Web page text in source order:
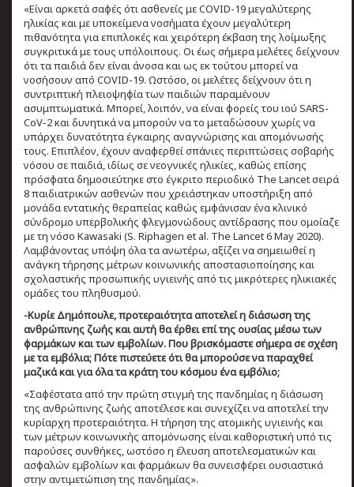
«Είναι αρκετά σαφές ότι ασθενείς με COVID-19 μεγαλύτερης
ηλικίας και με υποκείμενα νοσήματα έχουν μεγαλύτερη
πιθανότητα για επιπλοκές και χειρότερη έκβαση της λοίμωξης
συγκριτικά με τους υπόλοιπους. Οι έως σήμερα μελέτες δείχνουν
ότι τα παιδιά δεν είναι άνοσα και ως εκ τούτου μπορεί να
νοσήσουν από COVID-19. Ωστόσο, οι μελέτες δείχνουν ότι η
συντριπτική πλειοψηφία των παιδιών παραμένουν
ασυμπτωματικά. Μπορεί, λοιπόν, να είναι φορείς του ιού SARS-
CoV-2 και δυνητικά να μπορούν να το μεταδώσουν χωρίς να
υπάρχει δυνατότητα έγκαιρης αναγνώρισης και απομόνωσής
τους. Επιπλέον, έχουν αναφερθεί σπάνιες περιπτώσεις σοβαρής
νόσου σε παιδιά, ιδίως σε νεογνικές ηλικίες, καθώς επίσης
πρόσφατα δημοσιεύτηκε στο έγκριτο περιοδικό The Lancet σειρά
8 παιδιατρικών ασθενών που χρειάστηκαν υποστήριξη από
μονάδα εντατικής θεραπείας καθώς εμφάνισαν ένα κλινικό
σύνδρομο υπερβολικής φλεγμονώδους αντίδρασης που ομοίαζε
με τη νόσο Kawasaki (S. Riphagen et al. The Lancet 6 May 2020).
Λαμβάνοντας υπόψη όλα τα ανωτέρω, αξίζει να σημειωθεί η
ανάγκη τήρησης μέτρων κοινωνικής αποστασιοποίησης και
σχολαστικής προσωπικής υγιεινής από τις μικρότερες ηλικιακές
ομάδες του πληθυσμού.
-Κυρίε Δημόπουλε, προτεραιότητα αποτελεί η διάσωση της
ανθρώπινης ζωής και αυτή θα έρθει επί της ουσίας μέσω των
φαρμάκων και των εμβολίων. Που βρισκόμαστε σήμερα σε σχέση
με τα εμβόλια; Πότε πιστεύετε ότι θα μπορούσε να παραχθεί
μαζικά και για όλα τα κράτη του κόσμου ένα εμβόλιο;
«Σαφέστατα από την πρώτη στιγμή της πανδημίας η διάσωση
της ανθρώπινης ζωής αποτέλεσε και συνεχίζει να αποτελεί την
κυρίαρχη προτεραιότητα. Η τήρηση της ατομικής υγιεινής και
των μέτρων κοινωνικής απομόνωσης είναι καθοριστική υπό τις
παρούσες συνθήκες, ωστόσο η έλευση αποτελεσματικών και
ασφαλών εμβολίων και φαρμάκων θα συνεισφέρει ουσιαστικά
στην αντιμετώπιση της πανδημίας».